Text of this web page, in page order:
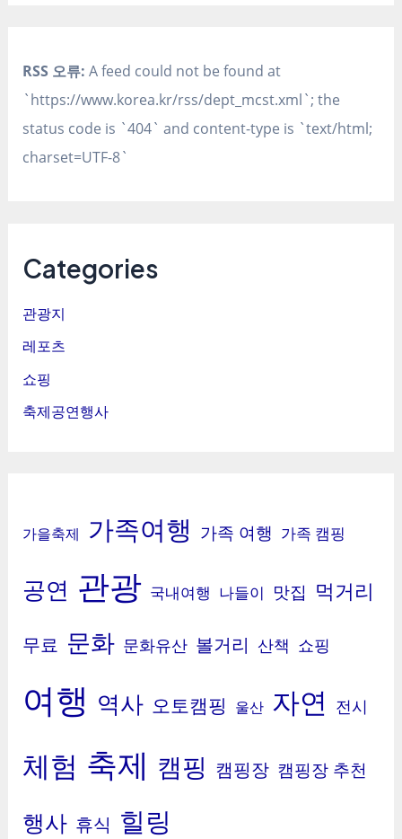
RSS 오류: A feed could not be found at
`https://www.korea.kr/rss/dept_mcst.xml`; the
status code is `404` and content-type is `text/html;
charset=UTF-8`
Categories
관광지
레포츠
쇼핑
축제공연행사
가을축제 가족여행 가족 여행 가족 캠핑
공연 관광 국내여행 나들이 맛집 먹거리
무료 문화 문화유산 볼거리 산책 쇼핑
여행 역사 오토캠핑 울산 자연 전시
체험 축제 캠핑 캠핑장 캠핑장 추천
행사 휴식 힐링